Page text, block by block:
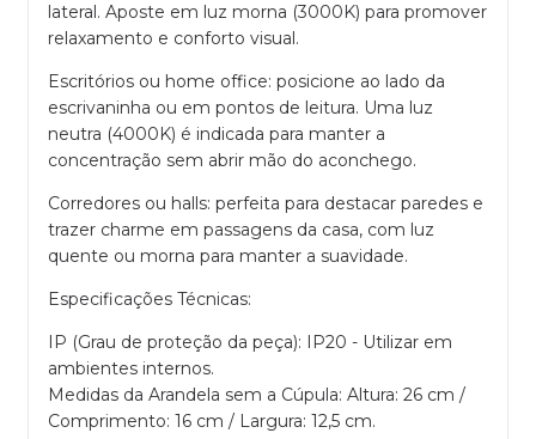
lateral. Aposte em luz morna (3000K) para promover
relaxamento e conforto visual.
Escritórios ou home office: posicione ao lado da
escrivaninha ou em pontos de leitura. Uma luz
neutra (4000K) é indicada para manter a
concentração sem abrir mão do aconchego.
Corredores ou halls: perfeita para destacar paredes e
trazer charme em passagens da casa, com luz
quente ou morna para manter a suavidade.
Especificações Técnicas:
IP (Grau de proteção da peça): IP20 - Utilizar em
ambientes internos.
Medidas da Arandela sem a Cúpula: Altura: 26 cm /
Comprimento: 16 cm / Largura: 12,5 cm.